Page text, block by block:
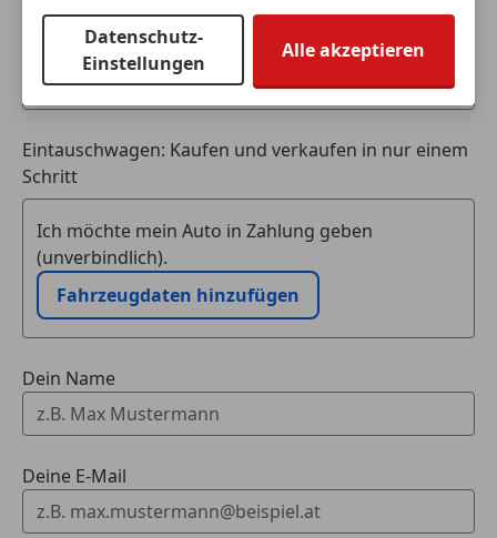
Eintauschwagen: Kaufen und verkaufen in nur einem
Schritt
Ich möchte mein Auto in Zahlung geben
(unverbindlich).
Fahrzeugdaten hinzufügen
Dein Name
Deine E-Mail
Datenschutz-
Einstellungen
Alle akzeptieren